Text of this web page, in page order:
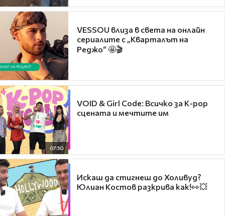
VESSOU влиза в света на онлайн
сериалите с „Кварталът на
Реджо“ 🤩🎬
07:50
VOID & Girl Code: Всичко за K-pop
сцената и мечтите им
Искаш да стигнеш до Холивуд?
Юлиан Костов разкрива как!👀💥